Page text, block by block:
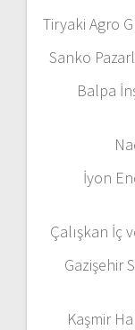
Tiryaki Agro
Sanko
Balpa
İyon
Çalışkan İç
Gazişehir
Kaşmir